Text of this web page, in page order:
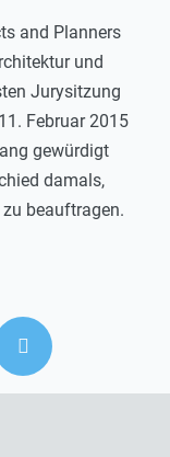
and Planners
und
Jurysitzung
Februar 2015
gewürdigt
damals,
beauftragen.